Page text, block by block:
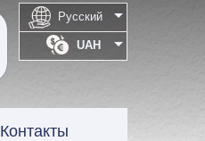
Русский 
UAH 
Контакты